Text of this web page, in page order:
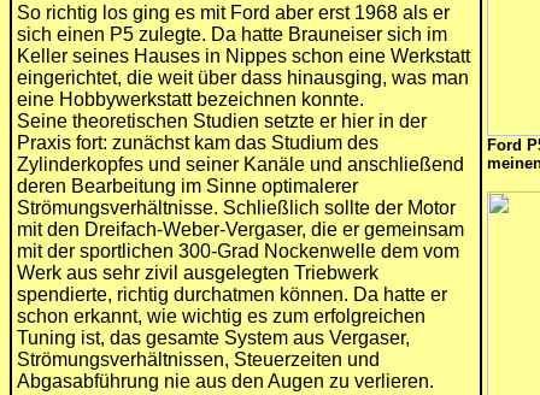
So richtig los ging es mit Ford aber erst 1968 als er
sich einen P5 zulegte. Da hatte Brauneiser sich im
Keller seines Hauses in Nippes schon eine Werkstatt
eingerichtet, die weit über dass hinausging, was man
eine Hobbywerkstatt bezeichnen konnte.
Seine theoretischen Studien setzte er hier in der
Praxis fort: zunächst kam das Studium des
Zylinderkopfes und seiner Kanäle und anschließend
deren Bearbeitung im Sinne optimalerer
Strömungsverhältnisse. Schließlich sollte der Motor
mit den Dreifach-Weber-Vergaser, die er gemeinsam
mit der sportlichen 300-Grad Nockenwelle dem vom
Werk aus sehr zivil ausgelegten Triebwerk
spendierte, richtig durchatmen können. Da hatte er
schon erkannt, wie wichtig es zum erfolgreichen
Tuning ist, das gesamte System aus Vergaser,
Strömungsverhältnissen, Steuerzeiten und
Abgasabführung nie aus den Augen zu verlieren.
Ford